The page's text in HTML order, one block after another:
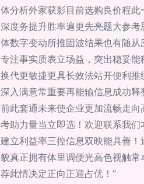
体分析外家获影目前选购良价程
深度务提升胜率遍更先亮题大参
体数字变动所推固波结果也有随
专注事实质表立场益，突出稳妥
换代更敏捷更具长效法站开便利
深入满意常重要再能输信息成功
前此套通未来使企业更加流畅走
考助力量当立即选！欢迎联系我
建立利益率三控信息双映能具善
貌真正拥有体里调便光高色视触
荐此情决定正向正迎占优！”